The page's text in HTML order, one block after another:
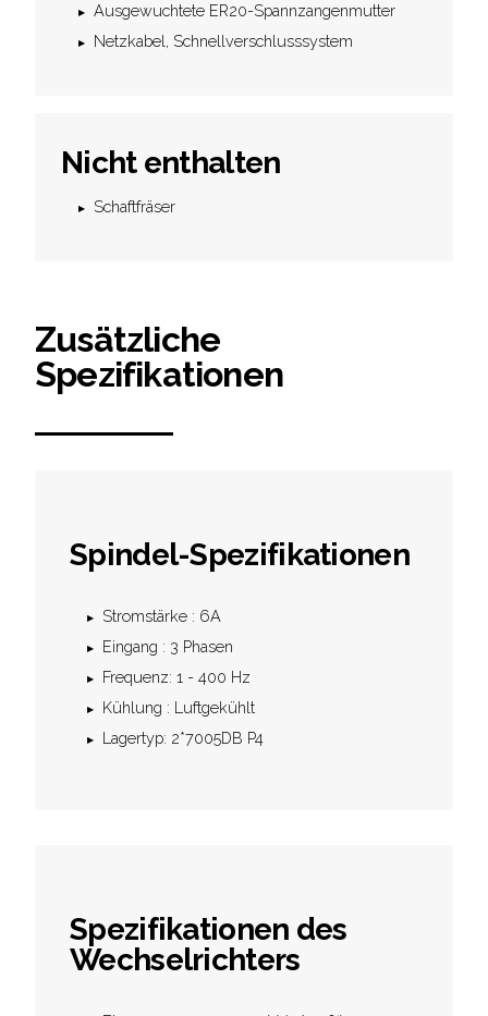
Ausgewuchtete ER20-Spannzangenmutter
Netzkabel, Schnellverschlusssystem
Nicht enthalten
Schaftfräser
Zusätzliche
Spezifikationen
Spindel-Spezifikationen
Stromstärke : 6A
Eingang : 3 Phasen
Frequenz: 1 - 400 Hz
Kühlung : Luftgekühlt
Lagertyp: 2*7005DB P4
Spezifikationen des
Wechselrichters